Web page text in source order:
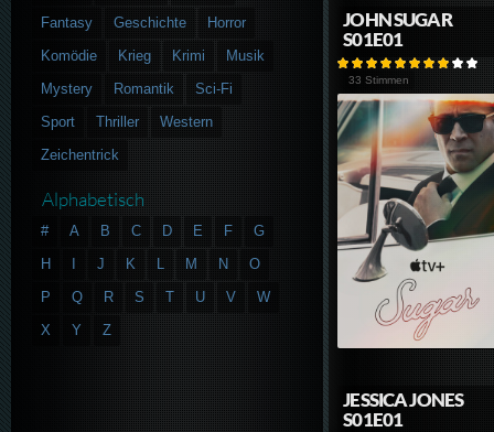
JOHN SUGAR
S01E01
33 Stimmen
JESSICA JONES
S01E01
Fantasy
Geschichte
Horror
Komödie
Krieg Krimi
Musik
Mystery
Romantik
Sci-Fi
Sport
Thriller
Western
Zeichentrick
Alphabetisch
# A B C D E F
G
H
J K L M N
O
P
Q R S T U V
W
X
Y Z